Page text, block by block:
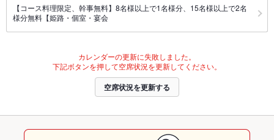
【コース料理限定、幹事無料】8名様以上で1名様分、15名様以上で2名
様分無料【姫路・個室・宴会
カレンダーの更新に失敗しました。
下記ボタンを押して空席状況を更新してください。
空席状況を更新する